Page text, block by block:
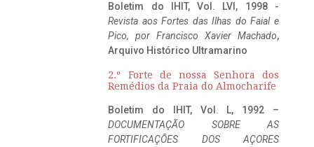
Boletim do IHIT, Vol. LVI, 1998 -
Revista aos Fortes das Ilhas do Faial e
Pico, por Francisco Xavier Machado,
Arquivo Histórico Ultramarino
2.º Forte de nossa Senhora dos
Remédios da Praia do Almocharife
Boletim do IHIT, Vol. L, 1992 –
DOCUMENTAÇÃO SOBRE AS
FORTIFICAÇÕES DOS AÇORES